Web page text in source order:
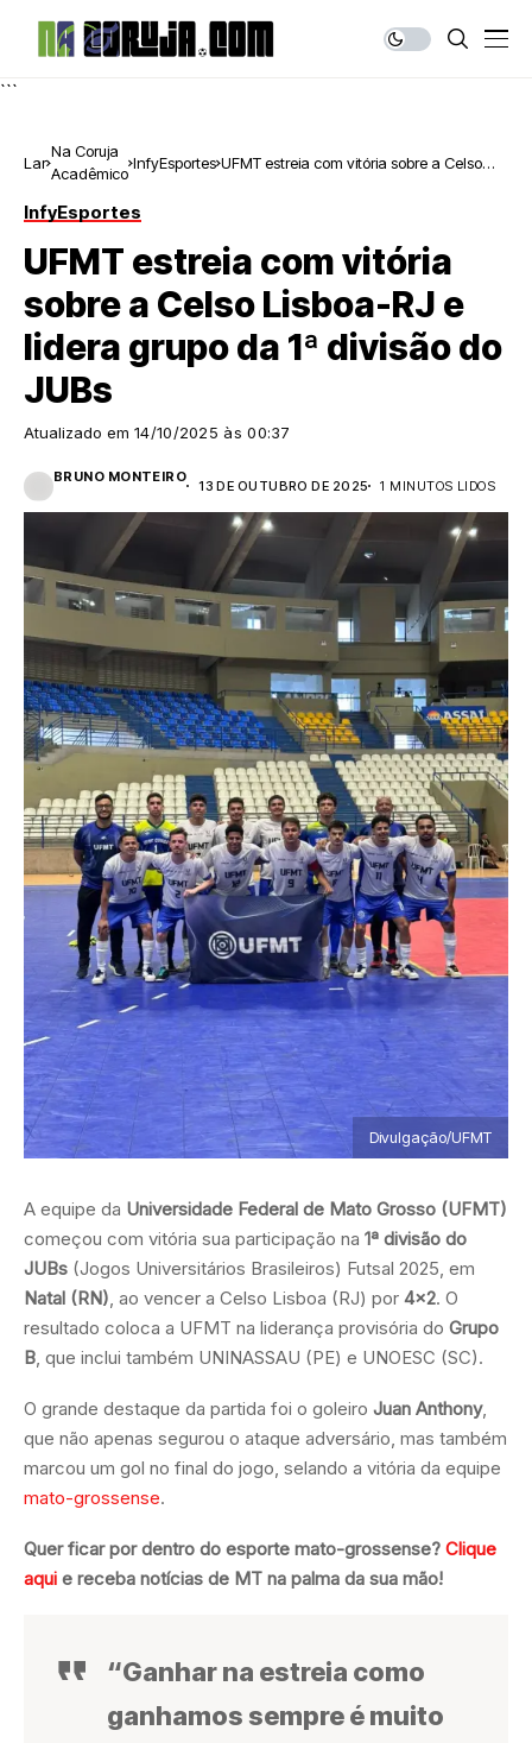
```
Lar
Na Coruja
Acadêmico
InfyEsportes UFMT estreia com vitória sobre a Celso
InfyEsportes
UFMT estreia com vitória
sobre a Celso Lisboa-RJ e
lidera grupo da 1ª divisão do
JUBs
Atualizado em 14/10/2025 às 00:37
BRUNO MONTEIRO
13 DE OUTUBRO DE 2025 1 MINUTOS LIDOS
Divulgação/UFMT
A equipe da Universidade Federal de Mato Grosso (UFMT)
começou com vitória sua participação na 1ª divisão do
JUBs (Jogos Universitários Brasileiros) Futsal 2025, em
Natal (RN), ao vencer a Celso Lisboa (RJ) por 4×2. O
resultado coloca a UFMT na liderança provisória do Grupo
B, que inclui também UNINASSAU (PE) e UNOESC (SC).
O grande destaque da partida foi o goleiro Juan Anthony,
que não apenas segurou o ataque adversário, mas também
marcou um gol no final do jogo, selando a vitória da equipe
mato-grossense.
Quer ficar por dentro do esporte mato-grossense? Clique
aqui e receba notícias de MT na palma da sua mão!
“Ganhar na estreia como
ganhamos sempre é muito